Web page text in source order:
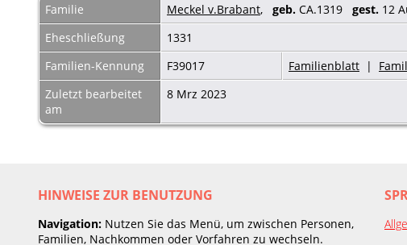
Familie Meckel v.Brabant, geb. CA.1319 gest. 12
Eheschließung
1331
Familien-Kennung
F39017 Familienblatt |
Zuletzt bearbeitet
am
8 Mrz 2023
HINWEISE ZUR BENUTZUNG
Navigation: Nutzen Sie das Menü, um zwischen Personen,
Familien, Nachkommen oder Vorfahren zu wechseln.